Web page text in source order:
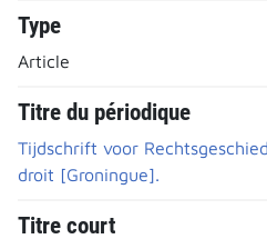
Type
Article
Titre du périodique
Tijdschrift voor
droit [Groningue].
Titre court